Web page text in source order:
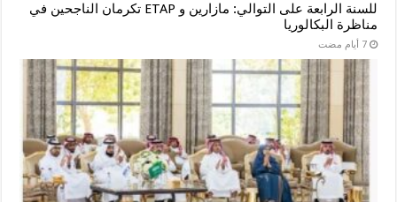
للسنة الرابعة على التوالي: مازارين و ETAP تكرمان الناجحين في
مناظرة البكالوريا
‏7 أيام مضت